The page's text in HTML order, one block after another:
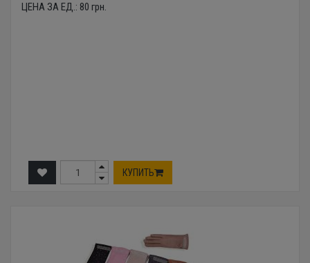
ЦЕНА ЗА ЕД.: 80 грн.
КУПИТЬ